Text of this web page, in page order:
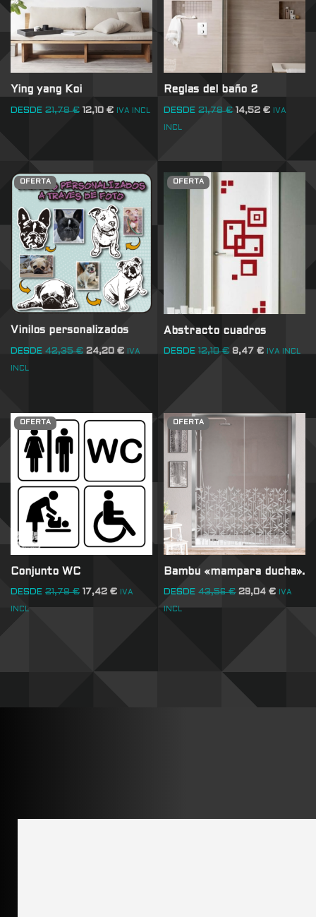
Ying yang Koi
DESDE 21,78€ 12,10 € IVA INCL
Reglas del baño 2
DESDE 21,78€ 14,52€ IVA
INCL
OFERTA
Vinilos personalizados
DESDE 42,35€ 24,20 € IVA
INCL
OFERTA
Abstracto cuadros
DESDE 12,10€ 8,47€ IVA INCL
OFERTA
Conjunto WC
DESDE 21,78€ 17,42 € IVA
INCL
OFERTA
Bambu «mampara ducha».
DESDE 43,56€ 29,04€ IVA
INCL